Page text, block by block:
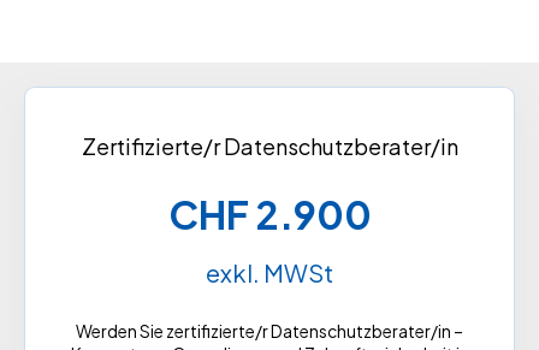
Zertifizierte/r Datenschutzberater/in
CHF 2.900
exkl. MWSt
Werden Sie zertifizierte/r Datenschutzberater/in –